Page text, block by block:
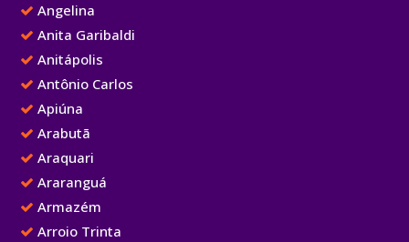
Angelina
Anita Garibaldi
Anitápolis
Antônio Carlos
Apiúna
Arabutã
Araquari
Araranguá
Armazém
Arroio Trinta